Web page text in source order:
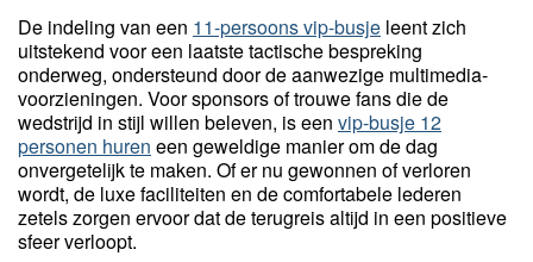
De indeling van een 11-persoons vip-busje leent zich
uitstekend voor een laatste tactische bespreking
onderweg, ondersteund door de aanwezige multimedia-
voorzieningen. Voor sponsors of trouwe fans die de
wedstrijd in stijl willen beleven, is een vip-busje 12
personen huren een geweldige manier om de dag
onvergetelijk te maken. Of er nu gewonnen of verloren
wordt, de luxe faciliteiten en de comfortabele lederen
zetels zorgen ervoor dat de terugreis altijd in een positieve
sfeer verloopt.